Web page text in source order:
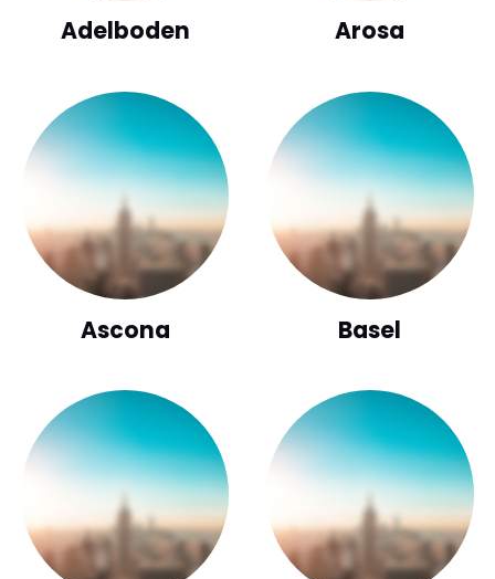
Adelboden Arosa
Ascona Basel